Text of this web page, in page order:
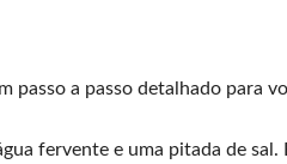
passo a passo detalhado para
fervente e uma pitada de